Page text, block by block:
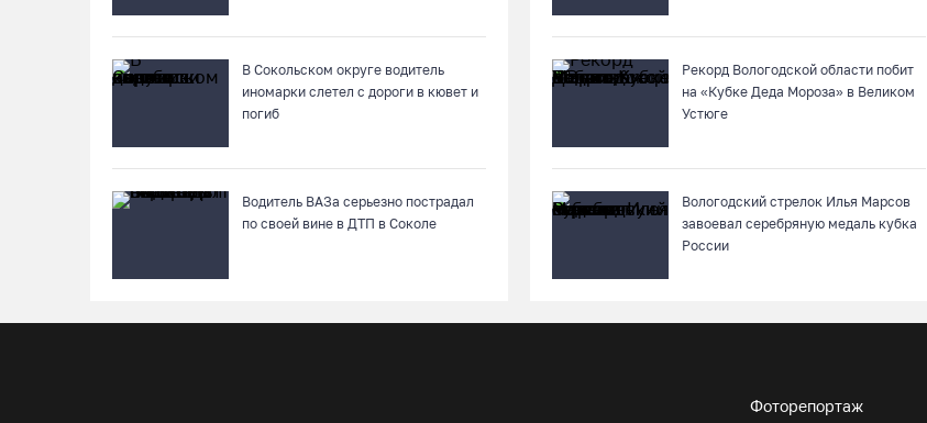
В Сокольском округе водитель
иномарки слетел с дороги в кювет и
погиб
Водитель ВАЗа серьезно пострадал
по своей вине в ДТП в Соколе
Рекорд Вологодской области побит
на «Кубке Деда Мороза» в Великом
Устюге
Вологодский стрелок Илья Марсов
завоевал серебряную медаль кубка
России
Фоторепортаж